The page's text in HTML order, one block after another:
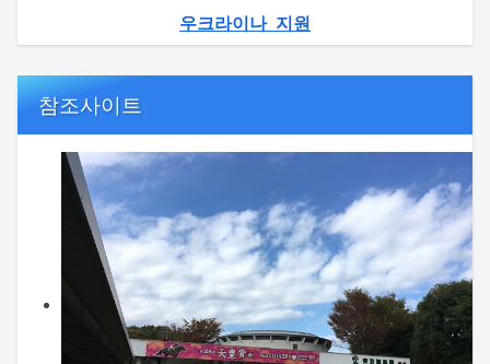
우크라이나 지원
참조사이트